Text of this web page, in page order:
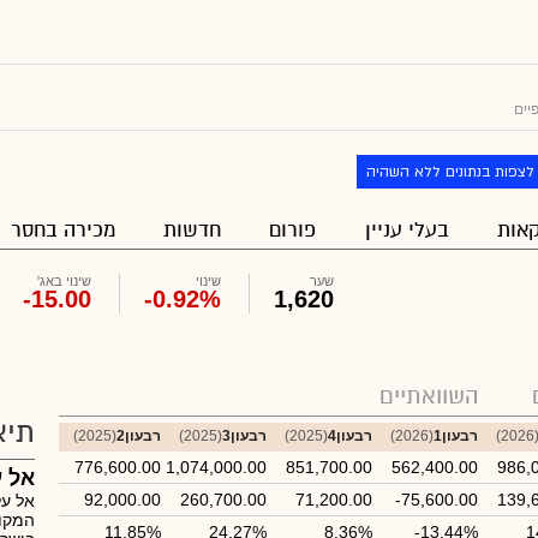
לצפות בנתונים ללא השהיה
בעלי עניין פורום חדשות מכירה בחסר
שער
1,620
שינוי
-0.92%
שינוי באג'
-15.00
השוואתיים
(2026) רבעון1 (2026) רבעון4 (2025) רבעון3 (2025) רבעון2 (2025)
562,400.00
851,700.00
1,074,000.00
776,600.00
-75,600.00
71,200.00
260,700.00
92,000.00
-13.44%
8.36%
24.27%
11.85%
אל
אל